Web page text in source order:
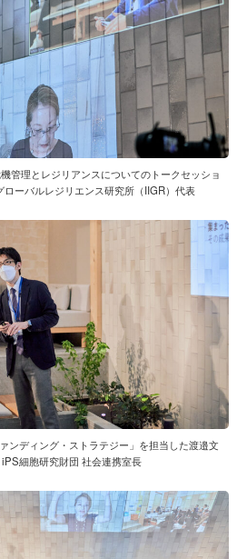
管理とレジリアンスについてのトークセッショ
ローバルレジリエンス研究所（IIGR）代表
ンディング・ストラテジー」を担当した渡邉文
細胞研究財団 社会連携室長